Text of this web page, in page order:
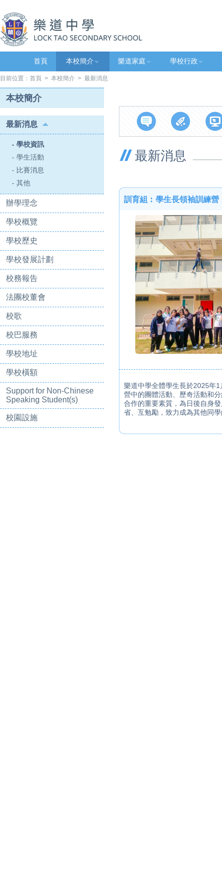
首頁 本校簡介 樂道家庭 學校行政
目前位置： 首頁 > 本校簡介 > 最新消息
本校簡介
最新消息
- 學校資訊
- 學生活動
- 比賽消息
- 其他
辦學理念
學校概覽
學校歷史
學校發展計劃
校務報告
法團校董會
校歌
校巴服務
學校地址
學校橫額
Support for Non-Chinese
Speaking Student(s)
校園設施
最新消息
訓育組︰學生長領袖訓練營
樂道中學全體學生長於2025年
營中的團體活動、歷奇活動和
合作的重要素質，為日後自身
省、互勉勵，致力成為其他同